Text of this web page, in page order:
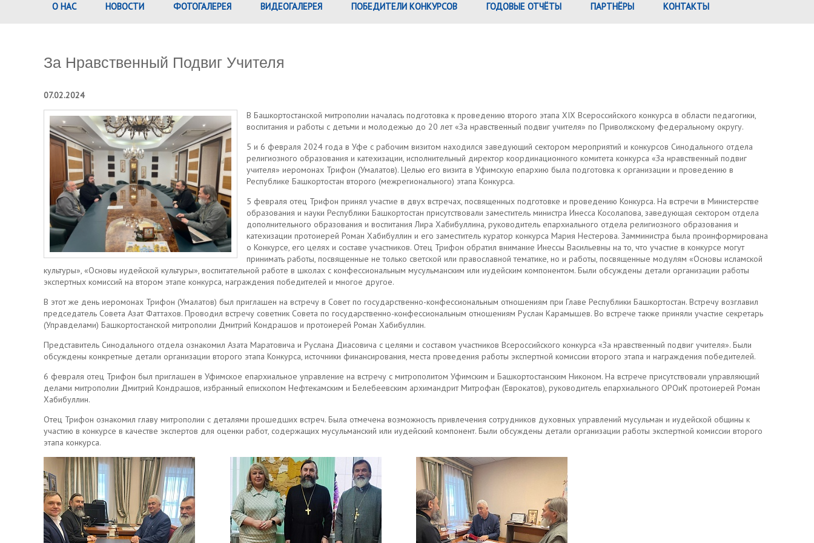
О НАС НОВОСТИ ФОТОГАЛЕРЕЯ ВИДЕОГАЛЕРЕЯ ПОБЕДИТЕЛИ КОНКУРСОВ ГОДОВЫЕ ОТЧЁТЫ ПАРТНЁРЫ КОНТАКТЫ
За Нравственный Подвиг Учителя
07.02.2024
В Башкортостанской митрополии началась подготовка к проведению второго этапа XIX Всероссийского конкурса в области педагогики,
воспитания и работы с детьми и молодежью до 20 лет «За нравственный подвиг учителя» по Приволжскому федеральному округу.
5 и 6 февраля 2024 года в Уфе с рабочим визитом находился заведующий сектором мероприятий и конкурсов Синодального отдела
религиозного образования и катехизации, исполнительный директор координационного комитета конкурса «За нравственный подвиг
учителя» иеромонах Трифон (Умалатов). Целью его визита в Уфимскую епархию была подготовка к организации и проведению в
Республике Башкортостан второго (межрегионального) этапа Конкурса.
5 февраля отец Трифон принял участие в двух встречах, посвященных подготовке и проведению Конкурса. На встречи в Министерстве
образования и науки Республики Башкортостан присутствовали заместитель министра Инесса Косолапова, заведующая сектором отдела
дополнительного образования и воспитания Лира Хабибуллина, руководитель епархиального отдела религиозного образования и
катехизации протоиерей Роман Хабибуллин и его заместитель куратор конкурса Мария Нестерова. Замминистра была проинформирована
о Конкурсе, его целях и составе участников. Отец Трифон обратил внимание Инессы Васильевны на то, что участие в конкурсе могут
принимать работы, посвященные не только светской или православной тематике, но и работы, посвященные модулям «Основы исламской
культуры», «Основы иудейской культуры», воспитательной работе в школах с конфессиональным мусульманским или иудейским компонентом. Были обсуждены детали организации работы
экспертных комиссий на втором этапе конкурса, награждения победителей и многое другое.
В этот же день иеромонах Трифон (Умалатов) был приглашен на встречу в Совет по государственно-конфессиональным отношениям при Главе Республики Башкортостан. Встречу возглавил
председатель Совета Азат Фаттахов. Проводил встречу советник Совета по государственно-конфессиональным отношениям Руслан Карамышев. Во встрече также приняли участие секретарь
(Управделами) Башкортостанской митрополии Дмитрий Кондрашов и протоиерей Роман Хабибуллин.
Представитель Синодального отдела ознакомил Азата Маратовича и Руслана Диасовича с целями и составом участников Всероссийского конкурса «За нравственный подвиг учителя». Были
обсуждены конкретные детали организации второго этапа Конкурса, источники финансирования, места проведения работы экспертной комиссии второго этапа и награждения победителей.
6 февраля отец Трифон был приглашен в Уфимское епархиальное управление на встречу с митрополитом Уфимским и Башкортостанским Никоном. На встрече присутствовали управляющий
делами митрополии Дмитрий Кондрашов, избранный епископом Нефтекамским и Белебеевским архимандрит Митрофан (Еврокатов), руководитель епархиального ОРОиК протоиерей Роман
Хабибуллин.
Отец Трифон ознакомил главу митрополии с деталями прошедших встреч. Была отмечена возможность привлечения сотрудников духовных управлений мусульман и иудейской общины к
участию в конкурсе в качестве экспертов для оценки работ, содержащих мусульманский или иудейский компонент. Были обсуждены детали организации работы экспертной комиссии второго
этапа конкурса.